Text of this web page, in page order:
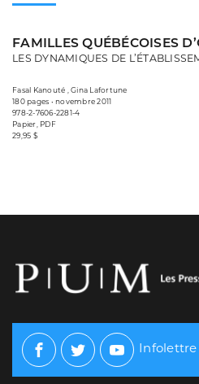
FAMILLES QUÉBÉCOISES
LES DYNAMIQUES DE
Fasal Kanouté , Gina Lafortune
180 pages • novembre 2011
978-2-7606-2281-4
Papier, PDF
29,95 $
Facebook
TwitterYoutube
Infolettre